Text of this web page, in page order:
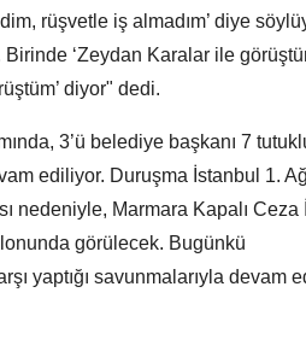
rüşvetle iş almadım’ diye
‘Zeydan Karalar ile
diyor" dedi.
3’ü belediye başkanı 7
ediliyor. Duruşma İstanbul 1.
nedeniyle, Marmara Kapalı Ceza
görülecek. Bugünkü
yaptığı savunmalarıyla devam